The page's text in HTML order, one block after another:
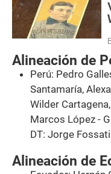
Alineación de
Perú: Pedro
Santamaría,
Wilder
Marcos López -
DT: Jorge
Alineación de